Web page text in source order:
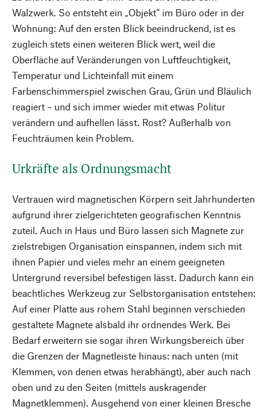
Walzwerk. So entsteht ein „Objekt“ im Büro oder in der
Wohnung: Auf den ersten Blick beeindruckend, ist es
zugleich stets einen weiteren Blick wert, weil die
Oberfläche auf Veränderungen von Luftfeuchtigkeit,
Temperatur und Lichteinfall mit einem
Farbenschimmerspiel zwischen Grau, Grün und Bläulich
reagiert – und sich immer wieder mit etwas Politur
verändern und aufhellen lässt. Rost? Außerhalb von
Feuchträumen kein Problem.
Urkräfte als Ordnungsmacht
Vertrauen wird magnetischen Körpern seit Jahrhunderten
aufgrund ihrer zielgerichteten geografischen Kenntnis
zuteil. Auch in Haus und Büro lassen sich Magnete zur
zielstrebigen Organisation einspannen, indem sich mit
ihnen Papier und vieles mehr an einem geeigneten
Untergrund reversibel befestigen lässt. Dadurch kann ein
beachtliches Werkzeug zur Selbstorganisation entstehen:
Auf einer Platte aus rohem Stahl beginnen verschieden
gestaltete Magnete alsbald ihr ordnendes Werk. Bei
Bedarf erweitern sie sogar ihren Wirkungsbereich über
die Grenzen der Magnetleiste hinaus: nach unten (mit
Klemmen, von denen etwas herabhängt), aber auch nach
oben und zu den Seiten (mittels auskragender
Magnetklemmen). Ausgehend von einer kleinen Bresche